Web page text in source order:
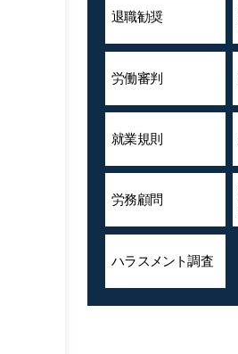
退職勧奨
労働審判
就業規則
労務顧問
ハラスメント調査